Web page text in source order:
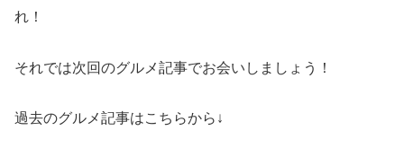
れ！
それでは次回のグルメ記事でお会いしましょう！
過去のグルメ記事はこちらから↓